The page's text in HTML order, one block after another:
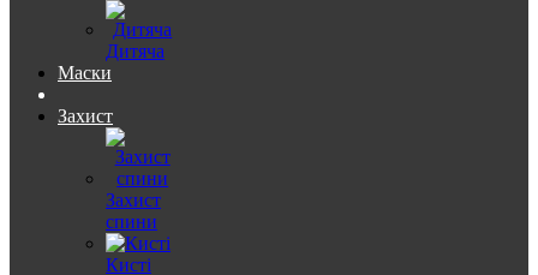
Дитяча
Маски
Захист
Захист
спини
Кисті